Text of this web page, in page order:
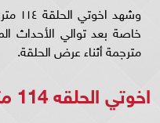
مترجمة أثناء عرض الحلقة.
اخوتي الحلقه 114 مترجم عربي